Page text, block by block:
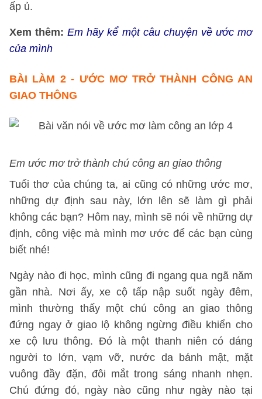
ấp ủ.
Xem thêm: Em hãy kể một câu chuyện về ước mơ
của mình
BÀI LÀM 2- ƯỚC MƠ TRỞ THÀNH CÔNG AN
GIAO THÔNG
Em ước mơ trở thành chú công an giao thông
Tuổi thơ của chúng ta, ai cũng có những ước mơ,
những dự định sau này, lớn lên sẽ làm gì phải
không các bạn? Hôm nay, mình sẽ nói về những dự
định, công việc mà mình mơ ước để các bạn cùng
biết nhé!
Ngày nào đi học, mình cũng đi ngang qua ngã năm
gần nhà. Nơi ấy, xe cộ tấp nập suốt ngày đêm,
mình thường thấy một chú công an giao thông
đứng ngay ở giao lộ không ngừng điều khiển cho
xe cộ lưu thông. Đó là một thanh niên có dáng
người to lớn, vạm vỡ, nước da bánh mật, mặt
vuông đầy đặn, đôi mắt trong sáng nhanh nhẹn.
Chú đứng đó, ngày nào cũng như ngày nào tại